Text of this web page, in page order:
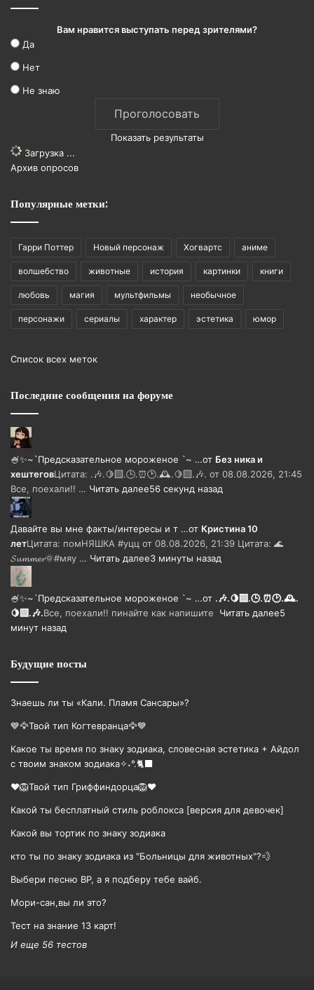
Вам нравится выступать перед зрителями?
Да
Нет
Не знаю
Показать результаты
Загрузка ...
Архив опросов
Популярные метки:
Гарри Поттер Новый персонаж Хогвартс аниме
волшебство животные история картинки книги
любовь магия мультфильмы необычное
персонажи сериалы характер эстетика юмор
Список всех меток
Последние сообщения на форуме
🍧✨~`Предсказательное мороженое `~ …от Без ника и
хештеговЦитата: .🎶.🍋‍🟩.🕒.⏰🕑.🕰️.🍋‍🟩.🎶. от 08.08.2026, 21:45
Все, поехали!! … Читать далее56 секунд назад
Давайте вы мне факты/интересы и т …от Кристина 10
летЦитата: помНЯШКА #уцц от 08.08.2026, 21:39 Цитата: 🌊
𝓢𝓾𝓶𝓶𝓮𝓻🌞#мяу … Читать далее3 минуты назад
🍧✨~`Предсказательное мороженое `~ …от .🎶.🍋‍🟩.🕒.⏰🕑.🕰️.
🍋‍🟩.🎶.Все, поехали!! пинайте как напишите Читать далее5
минут назад
Будущие посты
Знаешь ли ты «Кали. Пламя Сансары»?
💙🦅Твой тип Когтевранца🦅💙
Какое ты время по знаку зодиака, словесная эстетика + Айдол
с твоим знаком зодиака✧˖°.🐈‍⬛
❤️🦁Твой тип Гриффиндорца🦁❤️
Какой ты бесплатный стиль роблокса [версия для девочек]
Какой вы тортик по знаку зодиака
кто ты по знаку зодиака из "Больницы для животных"?💨
Выбери песню BP, а я подберу тебе вайб.
Мори-сан,вы ли это?
Тест на знание 13 карт!
И еще 56 тестов